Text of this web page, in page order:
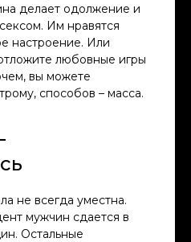
делает одолжение и
Им нравятся
настроение. Или
любовные игры
вы можете
способов – масса.
не всегда уместна.
мужчин сдается в
Остальные